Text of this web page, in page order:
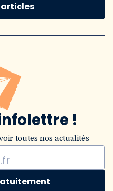
articles
!
toutes nos actualités